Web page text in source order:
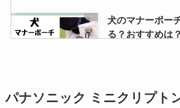
介護用エプロ
る？100均やド
聴診器はどこで
アやドラッグス
犬のマナーポー
る？おすすめは？
パナソニックの
パナソニック ミニクリプト